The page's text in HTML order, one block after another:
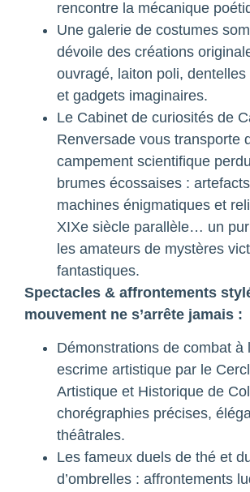
rencontre la mécanique
Une galerie de costumes
dévoile des créations
ouvragé, laiton poli,
et gadgets imaginaires.
Le Cabinet de curiosités de
Renversade vous transporte
campement scientifique
brumes écossaises :
machines énigmatiques et
XIXe siècle parallèle… un
les amateurs de mystères
fantastiques.
Spectacles & affrontements
mouvement ne s’arrête jamais :
Démonstrations de combat à
escrime artistique par le
Artistique et Historique de
chorégraphies précises,
théâtrales.
Les fameux duels de thé et
d’ombrelles : affrontements